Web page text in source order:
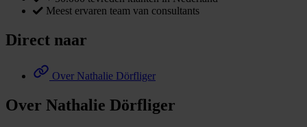
Meest ervaren team van consultants
Direct naar
Over Nathalie Dörfliger
Over Nathalie Dörfliger